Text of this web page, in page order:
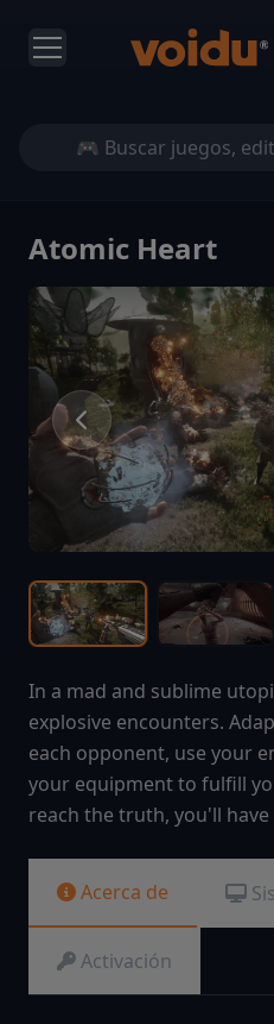
Atomic Heart
In a mad and sublime
explosive encounters.
each opponent, use your
your equipment to fulfill
reach the truth, you'll
Acerca de
Activación